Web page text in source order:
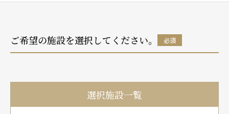
有料老人ホームTOP
プレザングラン
プレザンメゾン
グループホーム
たのしい家
認知症対応型グループホームとは
小規模多機能型居宅介護TOP
たのしい家
0120-944
ご希望の施設を選択してください。 必須
選択施設一覧